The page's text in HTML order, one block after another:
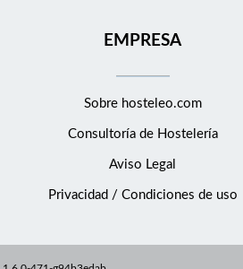
EMPRESA
Sobre hosteleo.com
Consultoría de Hostelería
Aviso Legal
Privacidad / Condiciones de uso